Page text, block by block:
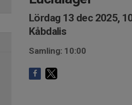
Lördag 13 dec 2025,
Kåbdalis
Samling: 10:00